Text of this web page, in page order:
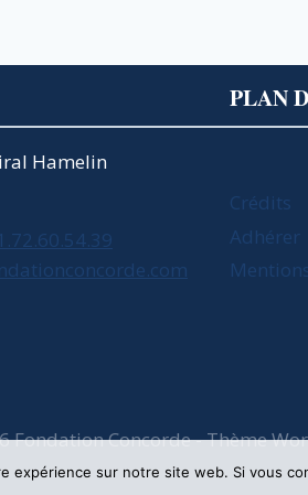
Hamelin
PLAN
Crédits
Adhérer
Fondation Concorde - Thème
expérience sur notre site web. Si vous